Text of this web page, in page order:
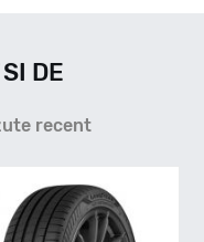
DE
recent